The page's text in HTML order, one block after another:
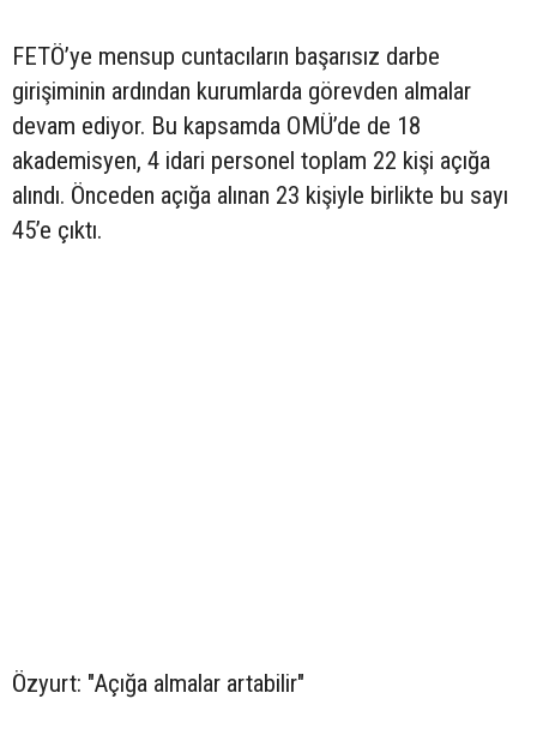
FETÖ’ye mensup cuntacıların başarısız darbe
girişiminin ardından kurumlarda görevden almalar
devam ediyor. Bu kapsamda OMÜ’de de 18
akademisyen, 4 idari personel toplam 22 kişi açığa
alındı. Önceden açığa alınan 23 kişiyle birlikte bu sayı
45’e çıktı.
Özyurt: "Açığa almalar artabilir"